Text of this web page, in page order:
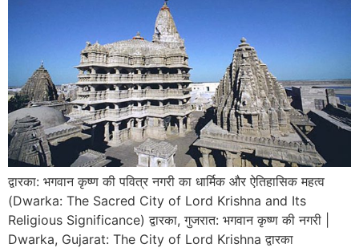
द्वारका: भगवान कृष्ण की पवित्र नगरी का धार्मिक और ऐतिहासिक महत्व
(Dwarka: The Sacred City of Lord Krishna and Its
Religious Significance) द्वारका, गुजरात: भगवान कृष्ण की नगरी |
Dwarka, Gujarat: The City of Lord Krishna द्वारका